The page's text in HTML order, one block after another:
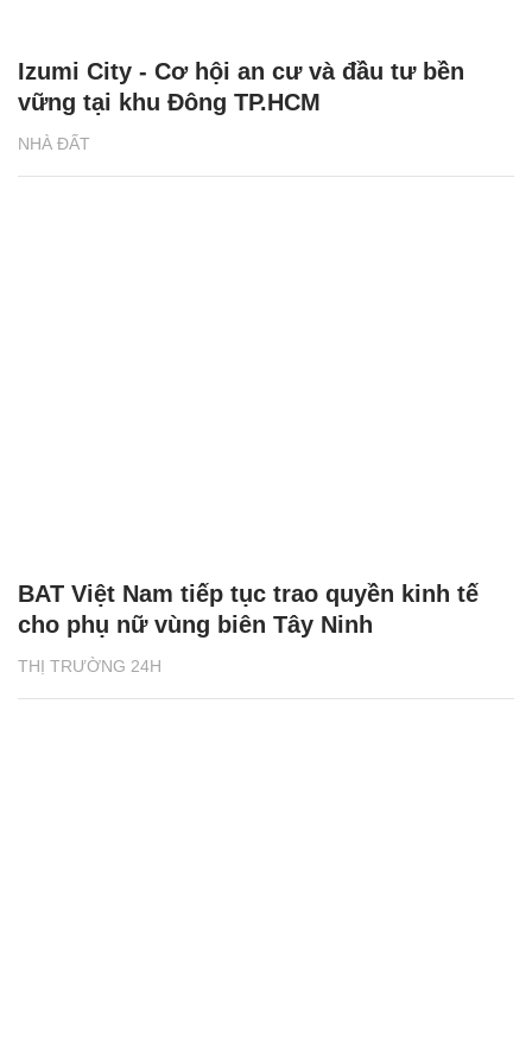
NHÀ ĐẤT
Izumi City - Cơ hội an cư và đầu tư bền
vững tại khu Đông TP.HCM
THỊ TRƯỜNG 24H
BAT Việt Nam tiếp tục trao quyền kinh tế
cho phụ nữ vùng biên Tây Ninh